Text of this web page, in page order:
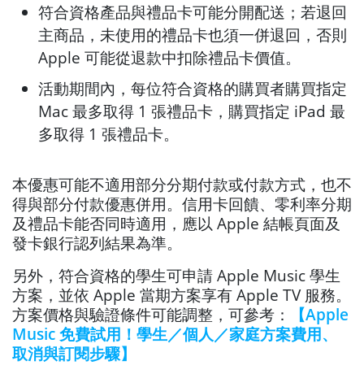
符合資格產品與禮品卡可能分開配送；若退回
主商品，未使用的禮品卡也須一併退回，否則
Apple 可能從退款中扣除禮品卡價值。
活動期間內，每位符合資格的購買者購買指定
Mac 最多取得 1 張禮品卡，購買指定 iPad 最
多取得 1 張禮品卡。
本優惠可能不適用部分分期付款或付款方式，也不
得與部分付款優惠併用。信用卡回饋、零利率分期
及禮品卡能否同時適用，應以 Apple 結帳頁面及
發卡銀行認列結果為準。
另外，符合資格的學生可申請 Apple Music 學生
方案，並依 Apple 當期方案享有 Apple TV 服務。
方案價格與驗證條件可能調整，可參考：
【Apple
Music 免費試用！學生／個人／家庭方案費用、
取消與訂閱步驟】